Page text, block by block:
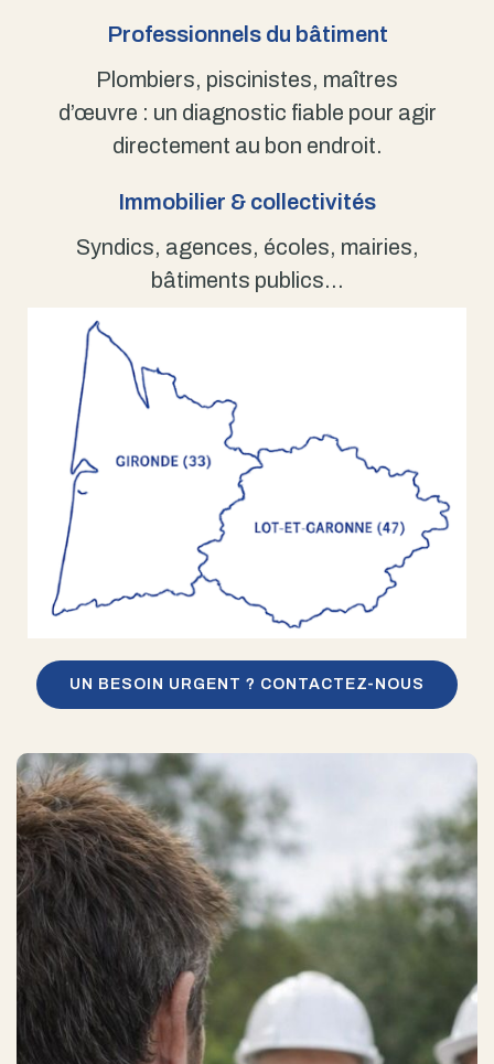
Professionnels du bâtiment
Plombiers, piscinistes, maîtres
d’œuvre : un diagnostic fiable pour agir
directement au bon endroit.
Immobilier & collectivités
Syndics, agences, écoles, mairies,
bâtiments publics…
UN BESOIN URGENT ? CONTACTEZ-NOUS